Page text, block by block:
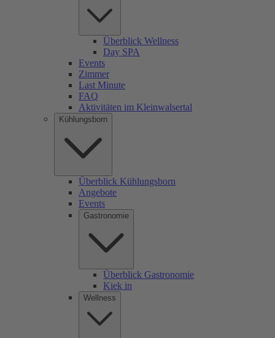
Überblick Wellness
Day SPA
Events
Zimmer
Last Minute
FAQ
Aktivitäten im Kleinwalsertal
Kühlungsborn
Überblick Kühlungsborn
Angebote
Events
Gastronomie
Überblick Gastronomie
Kiek in
Wellness